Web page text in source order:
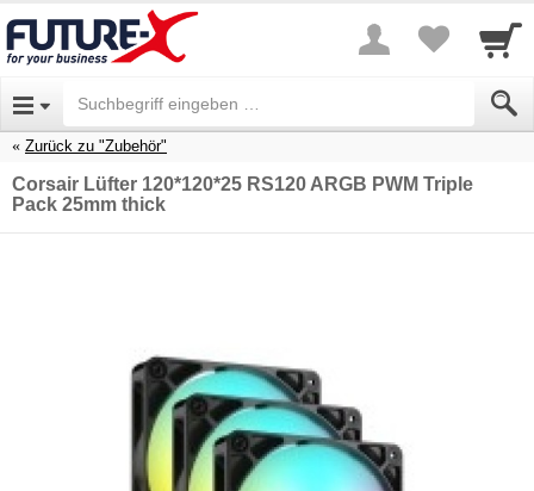
Zurück zu "Zubehör"
Corsair Lüfter 120*120*25 RS120 ARGB PWM Triple
Pack 25mm thick